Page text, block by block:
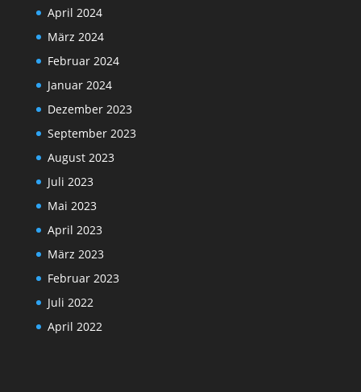
April 2024
März 2024
Februar 2024
Januar 2024
Dezember 2023
September 2023
August 2023
Juli 2023
Mai 2023
April 2023
März 2023
Februar 2023
Juli 2022
April 2022